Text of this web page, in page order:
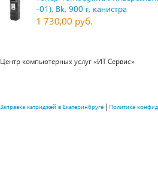
-01), Bk, 900 г, канистра
1 730,00 руб.
Центр компьютерных услуг «ИТ Сервис»
Заправка катриджей в Екатеринбруге | Политика